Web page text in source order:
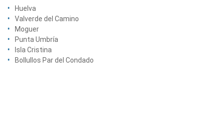
Huelva
Valverde del Camino
Moguer
Punta Umbría
Isla Cristina
Bollullos Par del Condado